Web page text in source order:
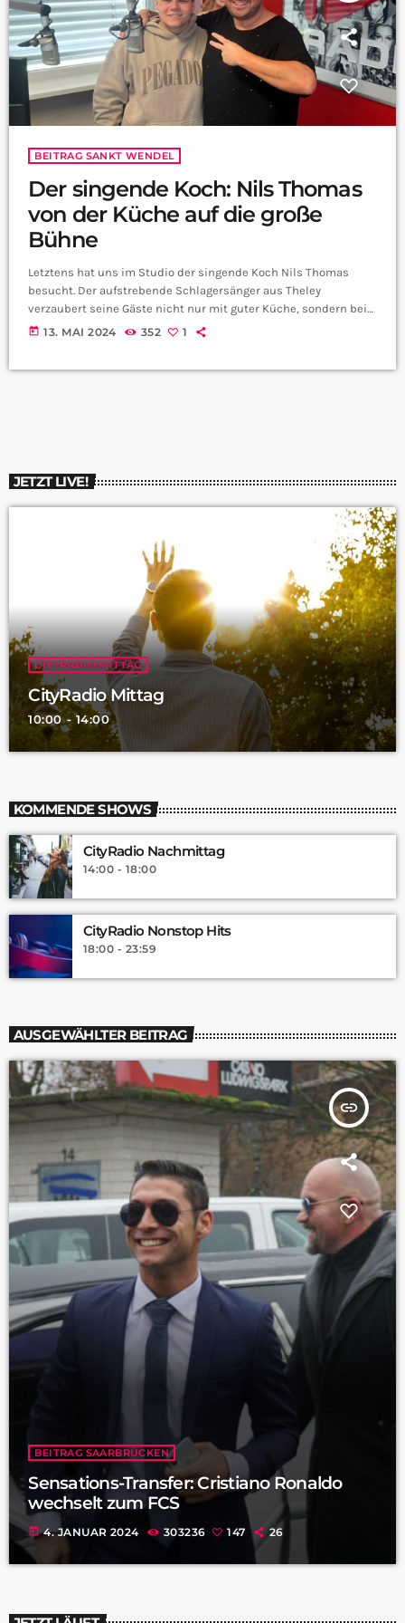
BEITRAG SANKT WENDEL
Der singende Koch: Nils Thomas
von der Küche auf die große
Bühne
Letztens hat uns im Studio der singende Koch Nils Thomas
besucht. Der aufstrebende Schlagersänger aus Theley
verzaubert seine Gäste nicht nur mit guter Küche, sondern bei
Bedarf begeistert er noch mit seiner Musik. Mittlerweile hat der
today 13. MAI 2024 352 1
JETZT LIVE!
CITYRADIO MITTAG
CityRadio Mittag
10:00 - 14:00
KOMMENDE SHOWS
CityRadio Nachmittag
14:00 - 18:00
CityRadio Nonstop Hits
18:00 - 23:59
AUSGEWÄHLTER BEITRAG
insert_link
BEITRAG SAARBRÜCKEN
Sensations-Transfer: Cristiano Ronaldo
wechselt zum FCS
today 4. JANUAR 2024 303236 147 26